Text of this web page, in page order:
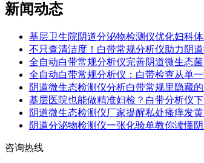
新闻动态
基层卫生院阴道分泌物检测仪优化妇科
不只查清洁度！白带常规分析仪助力阴
全自动白带常规分析仪完善阴道微生态
全自动白带常规分析仪：白带检查从单
阴道微生态检测仪分析白带常规里隐藏
基层医院也能做精准妇检？白带分析仪
阴道微生态检测仪厂家提醒私处瘙痒发
阴道分泌物检测仪一张化验单教你读懂
咨询热线